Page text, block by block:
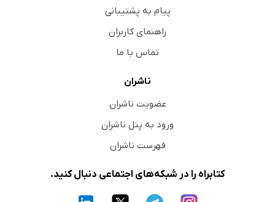
پیام به پشتیبانی
راهنمای کاربران
تماس با ما
ناشران
عضویت ناشران
ورود به پنل ناشران
فهرست ناشران
کتابراه را در شبکه‌های اجتماعی دنبال کنید.